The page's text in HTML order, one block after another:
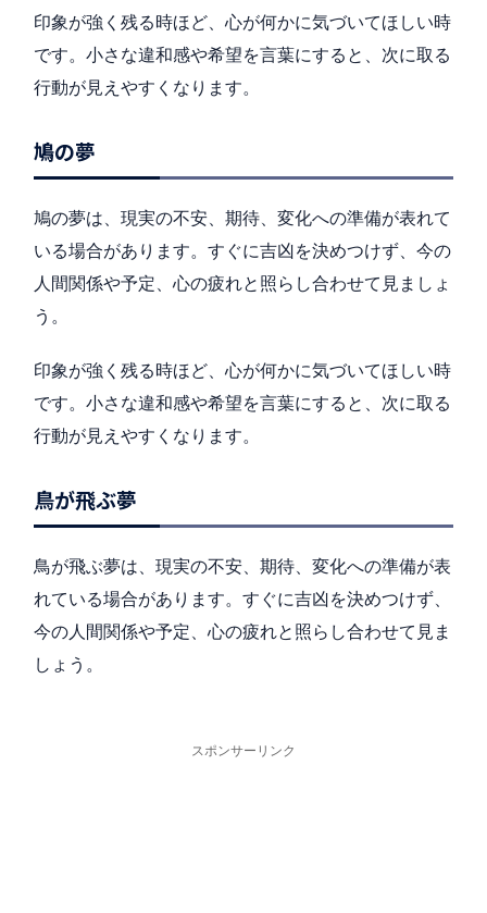
印象が強く残る時ほど、心が何かに気づいてほしい時
です。小さな違和感や希望を言葉にすると、次に取る
行動が見えやすくなります。
鳩の夢
鳩の夢は、現実の不安、期待、変化への準備が表れて
いる場合があります。すぐに吉凶を決めつけず、今の
人間関係や予定、心の疲れと照らし合わせて見ましょ
う。
印象が強く残る時ほど、心が何かに気づいてほしい時
です。小さな違和感や希望を言葉にすると、次に取る
行動が見えやすくなります。
鳥が飛ぶ夢
鳥が飛ぶ夢は、現実の不安、期待、変化への準備が表
れている場合があります。すぐに吉凶を決めつけず、
今の人間関係や予定、心の疲れと照らし合わせて見ま
しょう。
スポンサーリンク